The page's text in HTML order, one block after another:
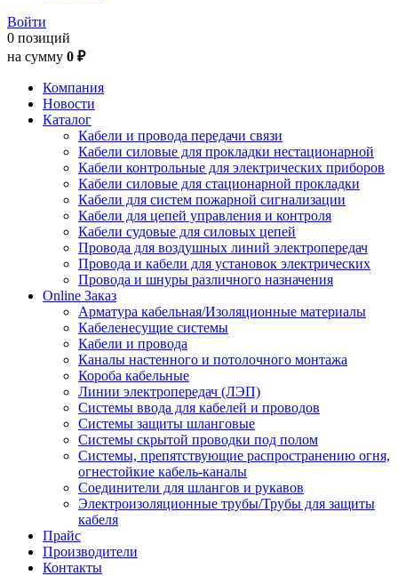
Войти
0 позиций
на сумму 0 ₽
Компания
Новости
Каталог
Кабели и провода передачи связи
Кабели силовые для прокладки нестационарной
Кабели контрольные для электрических приборов
Кабели силовые для стационарной прокладки
Кабели для систем пожарной сигнализации
Кабели для цепей управления и контроля
Кабели судовые для силовых цепей
Провода для воздушных линий электропередач
Провода и кабели для установок электрических
Провода и шнуры различного назначения
Online Заказ
Арматура кабельная/Изоляционные материалы
Кабеленесущие системы
Кабели и провода
Каналы настенного и потолочного монтажа
Короба кабельные
Линии электропередач (ЛЭП)
Системы ввода для кабелей и проводов
Системы защиты шланговые
Системы скрытой проводки под полом
Системы, препятствующие распространению огня,
огнестойкие кабель-каналы
Соединители для шлангов и рукавов
Электроизоляционные трубы/Трубы для защиты
кабеля
Прайс
Производители
Контакты